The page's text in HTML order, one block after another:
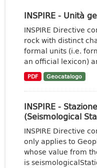
INSPIRE - Unità
INSPIRE Directive
rock with distinct
formal units (i.e.
an official lexicon)
PDF Geocatalogo
INSPIRE -
(Seismological
INSPIRE Directive
only applies to
whose value from
is